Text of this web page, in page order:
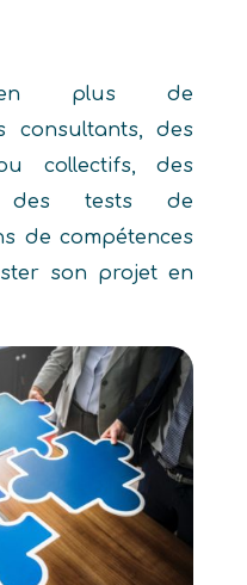
en plus de
consultants, des
collectifs, des
des tests de
de compétences
son projet en